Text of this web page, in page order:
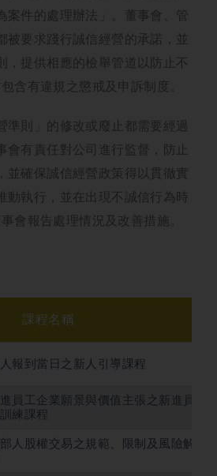
案件的處理辦法」。董事會、管
被要求踐行誠信經營的承諾，並
，提供相應的檢舉管道以防止不
含有違規之懲戒及申訴制度。
準則」的修改或廢止都需要經過
會有責任對公司進行監督，防止
並確保誠信經營政策得以貫徹實
動執行，並在出現不誠信行為時
會報告處理情況及改善措施。
課程名稱
報到當日之新人引導課程
員工企業願景與價值主張之新進員
練課程
人股權交易之規範、限制及風險解